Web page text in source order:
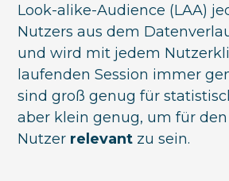
Look-alike-Audience (LAA)
Nutzers aus dem
und wird mit jedem
laufenden Session immer
sind groß genug für
aber klein genug, um für
Nutzer relevant zu sein.